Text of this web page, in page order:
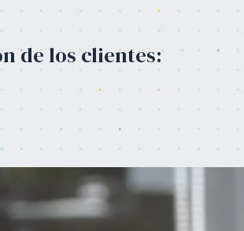
de los clientes: